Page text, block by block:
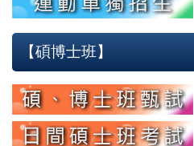
【碩博士班】